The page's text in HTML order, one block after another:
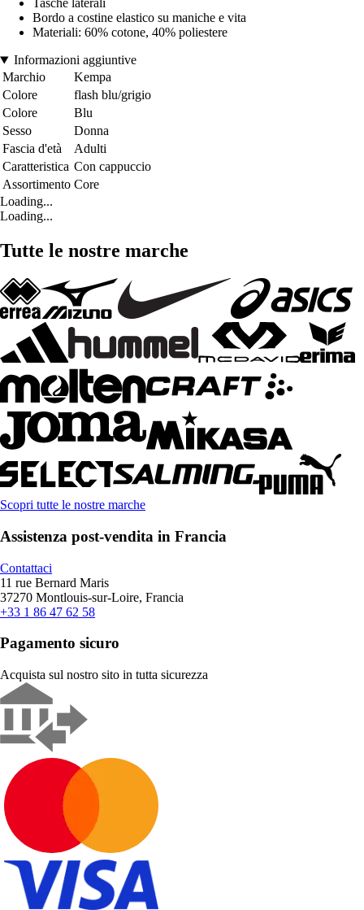
Tasche laterali
Bordo a costine elastico su maniche e vita
Materiali: 60% cotone, 40% poliestere
Informazioni aggiuntive
Marchio
Kempa
Colore
flash blu/grigio
Colore
Blu
Sesso
Donna
Fascia d'età
Adulti
Caratteristica Con cappuccio
Assortimento Core
Loading...
Loading...
Tutte le nostre marche
Scopri tutte le nostre marche
Assistenza post-vendita in Francia
Contattaci
11 rue Bernard Maris
37270 Montlouis-sur-Loire, Francia
+33 1 86 47 62 58
Pagamento sicuro
Acquista sul nostro sito in tutta sicurezza